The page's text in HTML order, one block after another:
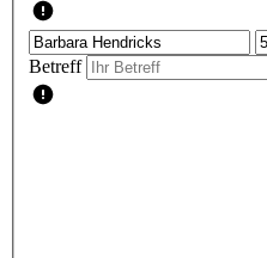
Betreff